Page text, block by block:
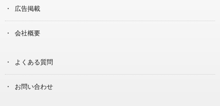
広告掲載
会社概要
よくある質問
お問い合わせ